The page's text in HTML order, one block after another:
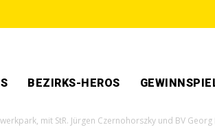
BEZIRKS-HEROS
mit StR. Jürgen Czernohorszky und BV Georg